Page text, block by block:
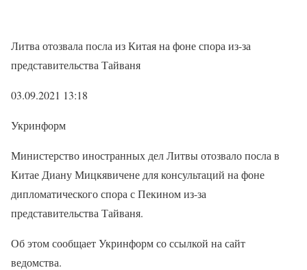
Литва отозвала посла из Китая на фоне спора из-за
представительства Тайваня
03.09.2021 13:18
Укринформ
Министерство иностранных дел Литвы отозвало посла в
Китае Диану Мицкявичене для консультаций на фоне
дипломатического спора с Пекином из-за
представительства Тайваня.
Об этом сообщает Укринформ со ссылкой на сайт
ведомства.